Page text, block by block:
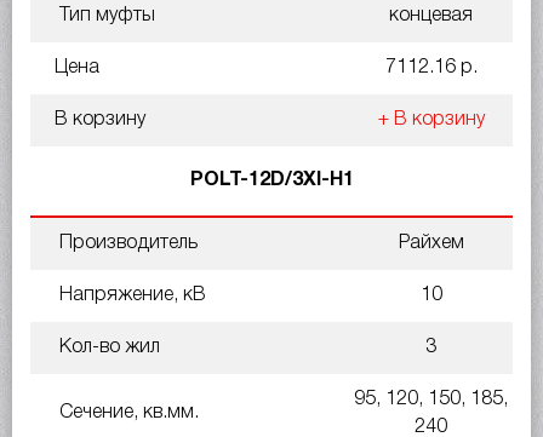
Тип муфты концевая
Цена 7112.16 р.
В корзину + В корзину
POLT-12D/3XI-H1
Производитель Райхем
Напряжение, кВ 10
Кол-во жил 3
Сечение, кв.мм.
95, 120, 150, 185,
240